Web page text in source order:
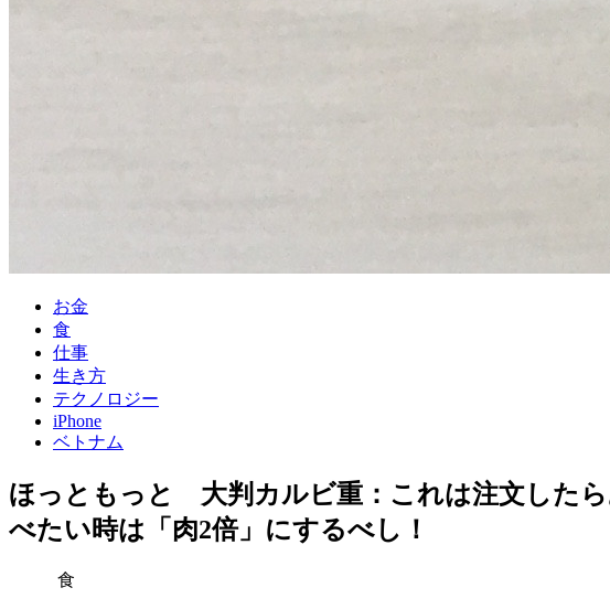
お金
食
仕事
生き方
テクノロジー
iPhone
ベトナム
ほっともっと 大判カルビ重：これは注文した
べたい時は「肉2倍」にするべし！
食